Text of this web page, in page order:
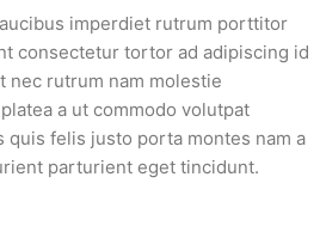
imperdiet rutrum porttitor
consectetur tortor ad adipiscing id
nec rutrum nam molestie
a ut commodo volutpat
quis felis justo porta montes nam a
parturient eget tincidunt.